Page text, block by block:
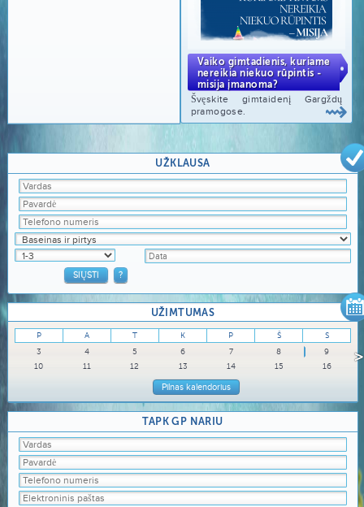
Vaiko gimtadienis, kuriame
nereikia niekuo rūpintis -
misija įmanoma?
Švęskite gimtaidenį Gargždų
pramogose.
UŽKLAUSA
UŽIMTUMAS
P A T K P Š
S
3
4 5 6 7 8
9
10
11 12 13 14 15 16
Pilnas kalendorius
TAPKGP NARIU